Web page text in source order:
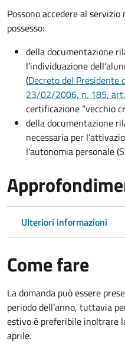
Possono accedere al
possesso:
della documentazione
l’individuazione
(Decreto del Presidente
23/02/2006, n. 185,
certificazione “vecchio
della documentazione
necessaria per
l’autonomia personale
Ulteriori informazioni
Come fare
La domanda può essere
periodo dell’anno, tuttavia
estivo è preferibile inoltrare
aprile.